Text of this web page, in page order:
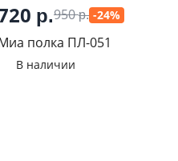
р.950р. -24%
полка ПЛ-051
В наличии